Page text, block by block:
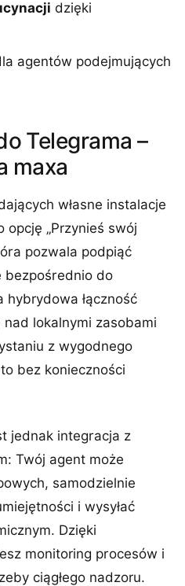
dzięki
agentów podejmujących
Telegrama –
maxa
własne instalacje
opcję „Przynieś swój
pozwala podpiąć
bezpośrednio do
hybrydowa łączność
nad lokalnymi zasobami
z wygodnego
bez konieczności
jednak integracja z
Twój agent może
samodzielnie
i wysyłać
Dzięki
monitoring procesów i
ciągłego nadzoru.